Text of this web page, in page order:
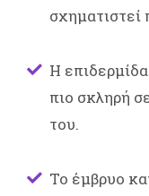
σχηματιστεί
Η
πιο σκληρή
του.
Το έμβρυο